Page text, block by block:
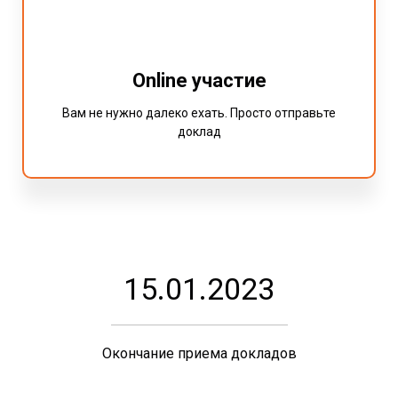
Online участие
Вам не нужно далеко ехать. Просто отправьте
доклад
15.01.2023
Окончание приема докладов